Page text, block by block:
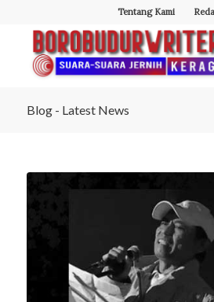
Tentang Kami
Blog - Latest News